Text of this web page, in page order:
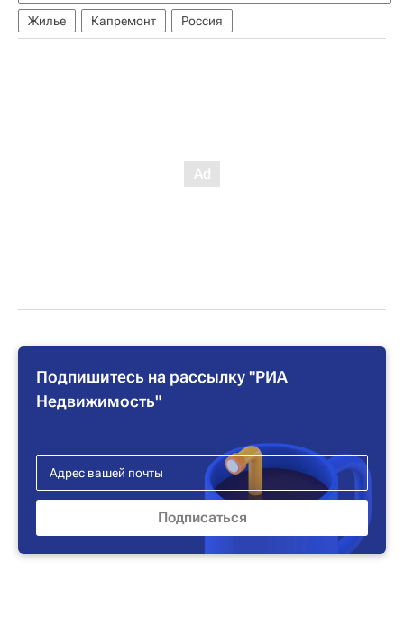
Жилье
Капремонт Россия
Подпишитесь на рассылку "РИА
Недвижимость"